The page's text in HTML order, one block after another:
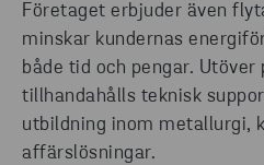
Företaget erbjuder även
minskar kundernas
både tid och pengar. Utöver
tillhandahålls teknisk
utbildning inom metallurgi,
affärslösningar.